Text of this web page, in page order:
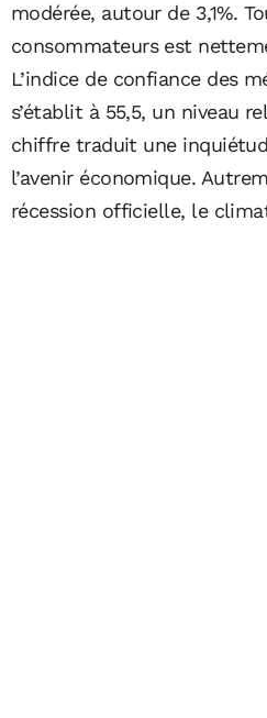
modérée, autour de 3,1%.
consommateurs est
L’indice de confiance des
s’établit à 55,5, un niveau
chiffre traduit une
l’avenir économique.
récession officielle, le